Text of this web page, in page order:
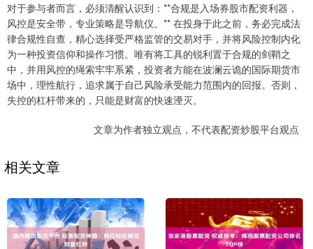
对于参与者而言，必须清醒认识到：**合规是入场券股市配资利器，
风控是安全带，专业策略是导航仪。** 在投身于此之前，务必完成法
律合规性自查，精心选择受严格监管的交易对手，并将风险控制内化
为一种投资信仰和操作习惯。唯有将工具的锐利置于合规的剑鞘之
中，并用风控的绳索牢牢系紧，投资者方能在波澜云诡的国际期货市
场中，理性航行，追求属于自己风险承受能力范围内的回报。否则，
失控的杠杆带来的，只能是财富的快速湮灭。
文章为作者独立观点，不代表配资炒股平台观点
相关文章